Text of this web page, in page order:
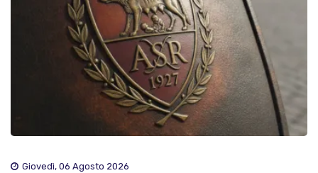
Giovedì, 06 Agosto 2026